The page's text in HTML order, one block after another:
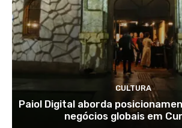
CULTURA
Paiol Digital aborda
negócios globais em